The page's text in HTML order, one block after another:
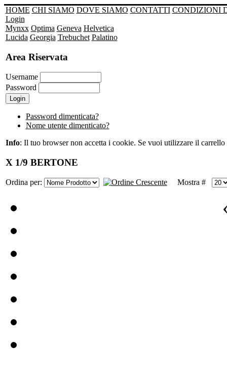
HOME CHI SIAMO DOVE SIAMO CONTATTI CONDIZIONI
Login
Mynxx Optima Geneva Helvetica
Lucida Georgia Trebuchet Palatino
Area Riservata
Username
Password
Password dimenticata?
Nome utente dimenticato?
Info: Il tuo browser non accetta i cookie. Se vuoi utilizzare il
X 1/9 BERTONE
Ordina per: Mostra #